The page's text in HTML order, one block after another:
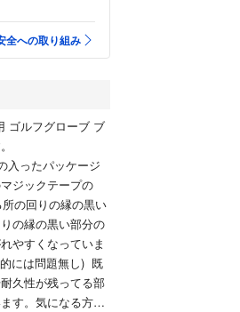
全への取り組み
ゴルフグローブ ブ
入ったパッケージ
ジックテープの
の回りの縁の黒い
の縁の黒い部分の
やすくなっていま
には問題無し) 既
久性が残ってる部
す。気になる方は